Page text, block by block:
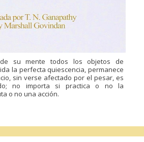
su mente todos los objetos de
la perfecta quiescencia, permanece
sin verse afectado por el pesar, es
no importa si practica o no la
o no una acción.